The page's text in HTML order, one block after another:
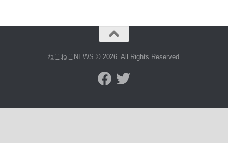
ねこねこNEWS © 2026. All Rights Reserved.